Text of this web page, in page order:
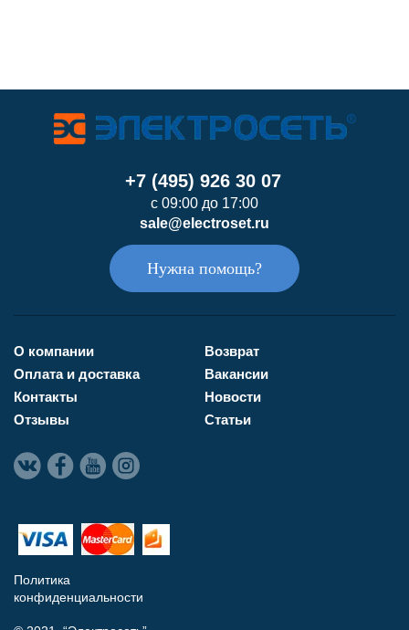
+7 (495) 926 30 07
с 09:00 до 17:00
sale@electroset.ru
Нужна помощь?
О компании
Оплата и доставка
Контакты
Отзывы
Возврат
Вакансии
Новости
Статьи
Политика
конфиденциальности